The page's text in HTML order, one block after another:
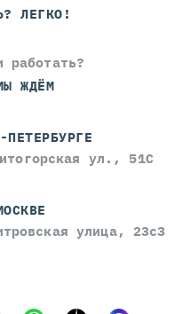
ЛЕГКО!
работать?
ЖДЁМ
ул., 51С
улица, 23с3